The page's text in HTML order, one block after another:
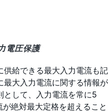
電圧保護
給できる最大入力電流も記
大入力電流に関する情報が
として、入力電流を常に5
絶対最大定格を超えること